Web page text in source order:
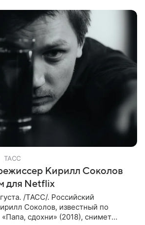
ТАСС
Кирилл Соколов
для Netflix
/ТАСС/. Российский
Соколов, известный по
сдохни» (2018), снимет